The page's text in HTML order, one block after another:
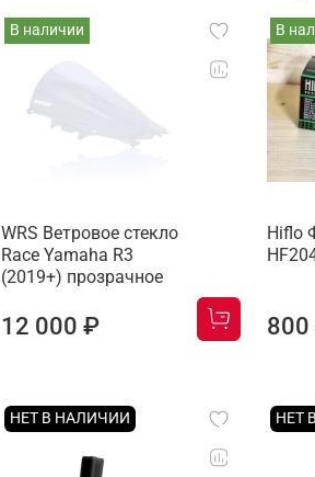
В наличии
WRS Ветровое стекло
Race Yamaha R3
(2019+) прозрачное
12 000 ₽
В
Hiflo
НЕТ В НАЛИЧИИ НЕТ